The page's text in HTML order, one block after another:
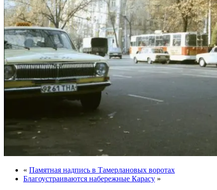
« Памятная надпись в Тамерлановых воротах
Благоустраиваются набережные Карасу »